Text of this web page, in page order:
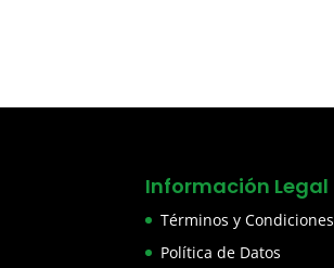
Información Legal
Términos y Condiciones
Política de Datos